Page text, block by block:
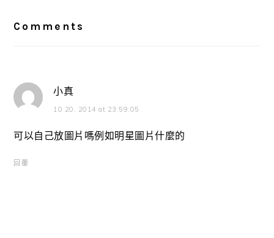
Comments
小真
10 20, 2014 at 23:59:05
可以自己放圖片嗎例如明星圖片什麼的
回覆